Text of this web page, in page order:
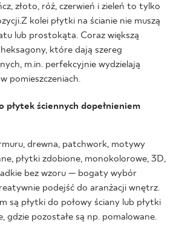
złoto, róż, czerwień i zieleń to tylko
kolei płytki na ścianie nie muszą
lub prostokąta. Coraz większą
które dają szereg
m.in. perfekcyjnie wydzielają
pomieszczeniach.
płytek ściennych dopełnieniem
drewna, patchwork, motywy
płytki zdobione, monokolorowe, 3D,
bez wzoru — bogaty wybór
podejść do aranżacji wnętrz.
są płytki do połowy ściany lub płytki
gdzie pozostałe są np. pomalowane.